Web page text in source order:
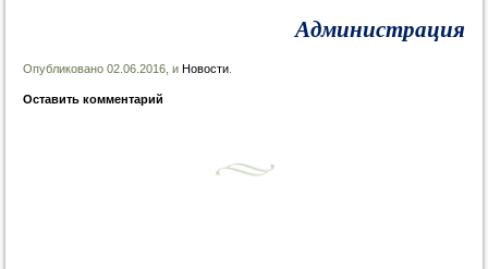
Администрация
Опубликовано 02.06.2016, иНовости
Оставить комментарий